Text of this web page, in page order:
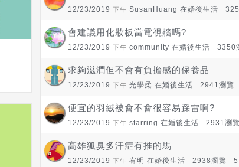
12/23/2019 下午 SusanHuang 在婚後生活
會建議用化妝板當電視牆嗎?
12/23/2019 下午 community 在婚後生活 3350
求夠滋潤但不會有負擔感的保養品
12/23/2019 下午 光學柔 在婚後生活 2941瀏覽
便宜的羽絨被會不會很容易踩雷啊?
12/23/2019 下午 starring 在婚後生活 2931瀏
高雄狐臭多汗症有推的馬
12/23/2019 下午 宥明 在婚後生活 2938瀏覽 5